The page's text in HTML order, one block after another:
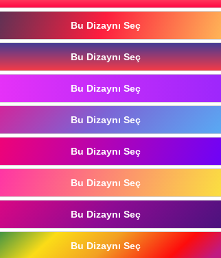
Bu Dizaynı Seç
Bu Dizaynı Seç
Bu Dizaynı Seç
Bu Dizaynı Seç
Bu Dizaynı Seç
Bu Dizaynı Seç
Bu Dizaynı Seç
Bu Dizaynı Seç